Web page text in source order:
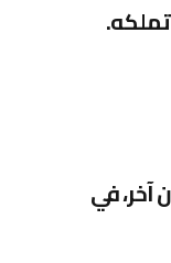
.
آخر، في